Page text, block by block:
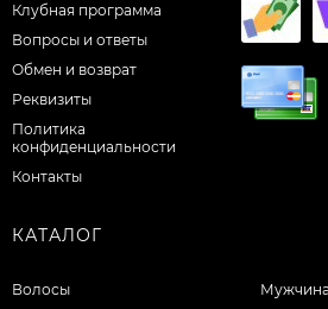
Клубная программа
Вопросы и ответы
Обмен и возврат
Реквизиты
Политика
конфиденциальности
Контакты
КАТАЛОГ
Волосы